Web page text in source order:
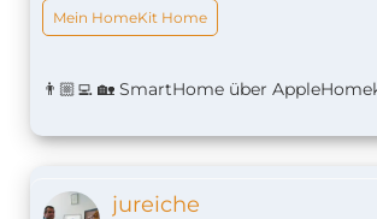
Mein HomeKit Home
👨🏼‍💻 🏡 SmartHome über
jureiche